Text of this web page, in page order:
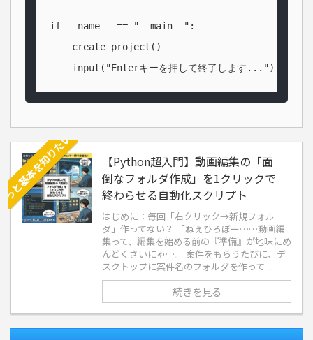
if __name__ == "__main__":
    create_project()
    input("Enterキーを押して終了します...")
【Python超入門】動画編集の「面
倒なフォルダ作成」を1クリックで
終わらせる自動化スクリプト
はじめに：毎回「右クリック→新規フォル
ダ」作ってない？ 「ねぇひろぼー……動画編
集って、編集を始める前の『準備』が地味にめ
んどくさいにゃ…。 案件をもらうたびに、デ
スクトップに案件名のフォルダを作って ...
続きを見る